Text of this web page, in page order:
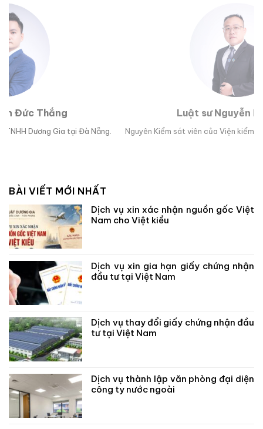
Luật sư Nguyễn Hoài Bão
Nguyên Kiểm sát viên của Viện kiểm sát nhân dân TP Đà Nẵng.
BÀI VIẾT MỚI NHẤT
Dịch vụ xin xác nhận nguồn gốc Việt
Nam cho Việt kiều
Dịch vụ xin gia hạn giấy chứng nhận
đầu tư tại Việt Nam
Dịch vụ thay đổi giấy chứng nhận đầu
tư tại Việt Nam
Dịch vụ thành lập văn phòng đại diện
công ty nước ngoài